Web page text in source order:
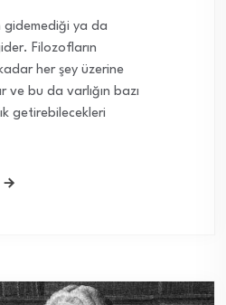
gidemediği ya da
Filozofların
her şey üzerine
ve bu da varlığın bazı
getirebilecekleri